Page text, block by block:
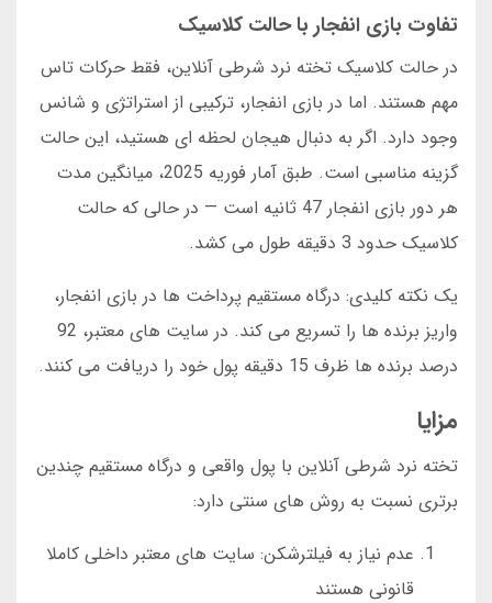
تفاوت بازی انفجار با حالت کلاسیک
در حالت کلاسیک تخته نرد شرطی آنلاین، فقط حرکات تاس
مهم هستند. اما در بازی انفجار، ترکیبی از استراتژی و شانس
وجود دارد. اگر به دنبال هیجان لحظه ای هستید، این حالت
گزینه مناسبی است. طبق آمار فوریه 2025، میانگین مدت
هر دور بازی انفجار 47 ثانیه است — در حالی که حالت
کلاسیک حدود 3 دقیقه طول می کشد.
یک نکته کلیدی: درگاه مستقیم پرداخت ها در بازی انفجار،
واریز برنده ها را تسریع می کند. در سایت های معتبر، 92
درصد برنده ها ظرف 15 دقیقه پول خود را دریافت می کنند.
مزایا
تخته نرد شرطی آنلاین با پول واقعی و درگاه مستقیم چندین
برتری نسبت به روش های سنتی دارد:
عدم نیاز به فیلترشکن: سایت های معتبر داخلی کاملا
قانونی هستند